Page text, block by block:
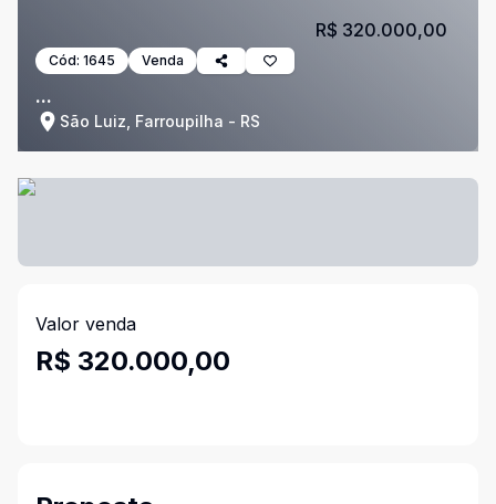
Cód: 1645 Venda
...
São Luiz, Farroupilha - RS
R$ 320.000,00
Valor venda
R$ 320.000,00